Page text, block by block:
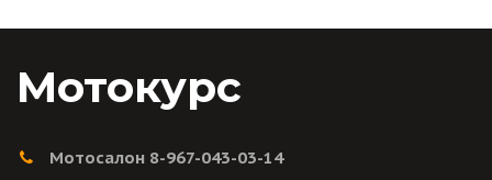
Мотокурс
Мотосалон 8-967-043-03-14